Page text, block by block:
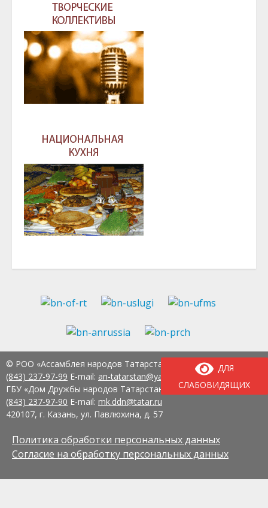
ДЛЯ
СЛАБОВИДЯЩИХ
© РОО «Ассамблея народов Татарстана» Тел.:8
(843) 237-97-99 E-mail: an-tatarstan@yandex.ru
ГБУ «Дом Дружбы народов Татарстана» Тел.:8
(843) 237-97-90 E-mail: mk.ddn@tatar.ru
420107, г. Казань, ул. Павлюхина, д. 57
Политика обработки персональных данных
Согласие на обработку персональных данных